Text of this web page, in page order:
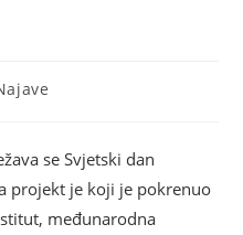
se Svjetski dan
projekt je koji je pokrenuo
međunarodna